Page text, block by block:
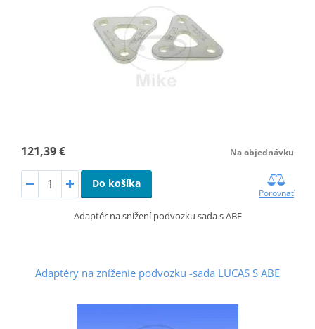
121,39 € Na objednávku
Do košíka
Porovnať
Adaptér na snížení podvozku sada s ABE
Adaptéry na zníženie podvozku -sada LUCAS S ABE